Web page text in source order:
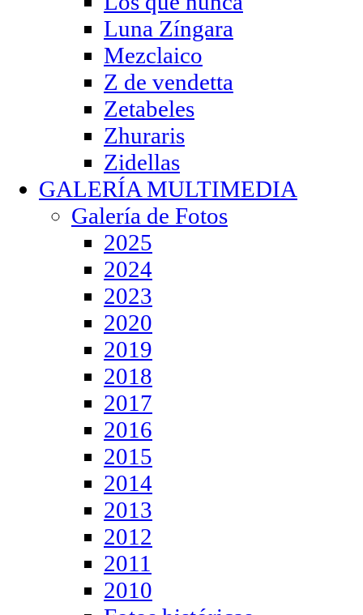
Luna Zíngara
Mezclaico
Z de vendetta
Zetabeles
Zhuraris
Zidellas
GALERÍA MULTIMEDIA
Galería de Fotos
2025
2024
2023
2020
2019
2018
2017
2016
2015
2014
2013
2012
2011
2010